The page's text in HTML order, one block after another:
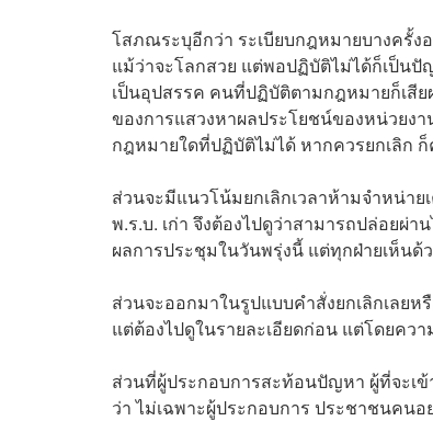
โสภณระบุอีกว่า ระเบียบกฎหมายบางครั้ง
แม้ว่าจะโลกสวย แต่พอปฏิบัติไม่ได้ก็เป็น
เป็นอุปสรรค คนที่ปฏิบัติตามกฎหมายก็เสี
ของการแสวงหาผลประโยชน์ของหน่วยง
กฎหมายใดที่ปฏิบัติไม่ได้ หากควรยกเลิก ก็
ส่วนจะมีแนวโน้มยกเลิกเวลาห้ามจำหน่า
พ.ร.บ. เก่า จึงต้องไปดูว่าสามารถปล่อยผ่
ผลการประชุมในวันพรุ่งนี้ แต่ทุกฝ่ายเห็นด้
ส่วนจะออกมาในรูปแบบคำสั่งยกเลิกเลย
แต่ต้องไปดูในรายละเอียดก่อน แต่โดยคว
ส่วนที่ผู้ประกอบการสะท้อนปัญหา ผู้ที่จะเ
ว่า ไม่เฉพาะผู้ประกอบการ ประชาชนคน